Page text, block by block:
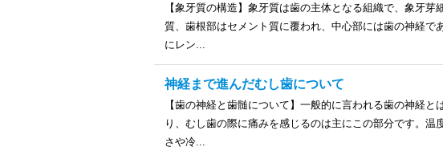
【象牙質の構造】象牙質は歯の主体となる組織で、象牙
質、歯根部はセメント質に覆われ、中心部には歯の神経
にレン...
神経まで進んだむし歯について
【歯の神経と歯髄について】一般的に言われる歯の神経
り、むし歯の際に痛みを感じるのは主にこの部分です。
さや冷...